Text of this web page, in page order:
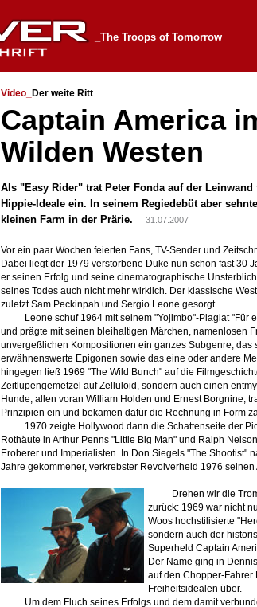
_The Troops of Tomorrow
Video_ Der weite Ritt
Captain America
Wilden Westen
Als "Easy Rider" trat Peter Fonda auf der Leinwand
Hippie-Ideale ein. In seinem Regiedebüt aber
kleinen Farm in der Prärie.
31.07.2007
Vor ein paar Wochen feierten Fans, TV-Sender und
Dabei liegt der 1979 verstorbene Duke nun schon fast 30
er seinen Erfolg und seine cinematographische
seines Todes auch nicht mehr wirklich. Der klassische
zuletzt Sam Peckinpah und Sergio Leone gesorgt.
Leone schuf 1964 mit seinem "Yojimbo"-Plagiat
und prägte mit seinen bleihaltigen Märchen, namenlosen
unvergeßlichen Kompositionen ein ganzes Subgenre, das
erwähnenswerte Epigonen sowie das eine oder andere
hingegen ließ 1969 "The Wild Bunch" auf die
Zeitlupengemetzel auf Zelluloid, sondern auch einen
Hunde, allen voran William Holden und Ernest Borgnine,
Prinzipien ein und bekamen dafür die Rechnung in Form
1970 zeigte Hollywood dann die Schattenseite der
Rothäute in Arthur Penns "Little Big Man" und Ralph
Eroberer und Imperialisten. In Don Siegels "The Shootist"
Jahre gekommener, verkrebster Revolverheld 1976 seinen
Drehen wir die
zurück: 1969 war nicht
Woos hochstilisierte
sondern auch der
Superheld Captain
Der Name ging in
auf den Chopper-Fahrer
Freiheitsidealen über.
Um dem Fluch seines Erfolgs und dem damit